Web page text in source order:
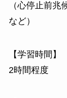
（心停止前
など）
【学習時間】
2時間程度